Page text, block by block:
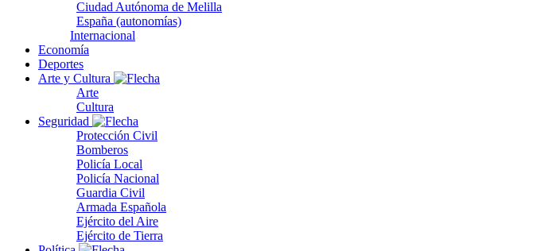
Ciudad Autónoma de Melilla
España (autonomías)
Internacional
Economía
Deportes
Arte y Cultura
Arte
Cultura
Seguridad
Protección Civil
Bomberos
Policía Local
Policía Nacional
Guardia Civil
Armada Española
Ejército del Aire
Ejército de Tierra